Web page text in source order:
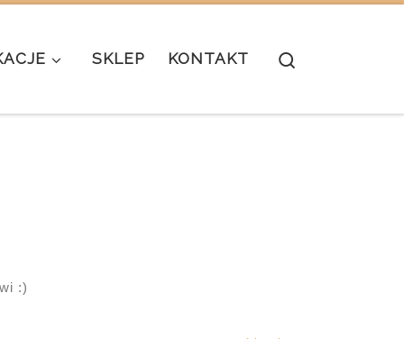
SKLEP KONTAKT
:)